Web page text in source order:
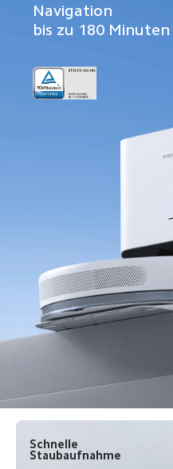
Navigation
bis zu 180
Schnelle
Staubaufnahme